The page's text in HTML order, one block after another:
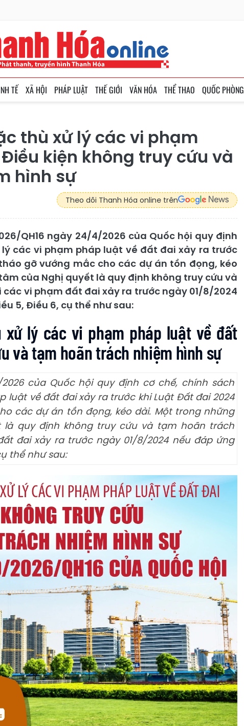
TẾ XÃ HỘI PHÁP LUẬT THẾ GIỚI VĂN HÓA THỂ THAO QUỐC PHÒNG
thù xử lý các vi phạm
kiện không truy cứu và
hình sự
Theo dõi Thanh Hóa online trên
QH16 ngày 24/4/2026 của Quốc hội quy định
các vi phạm pháp luật về đất đai xảy ra trước
gỡ vướng mắc cho các dự án tồn đọng, kéo
của Nghị quyết là quy định không truy cứu và
vi phạm đất đai xảy ra trước ngày 01/8/2024
5, Điều 6, cụ thể như sau:
xử lý các vi phạm pháp luật về đất
và tạm hoãn trách nhiệm hình sự
của Quốc hội quy định cơ chế, chính sách
về đất đai xảy ra trước khi Luật Đất đai 2024
các dự án tồn đọng, kéo dài. Một trong những
quy định không truy cứu và tạm hoãn trách
đai xảy ra trước ngày 01/8/2024 nếu đáp ứng
thể như sau: